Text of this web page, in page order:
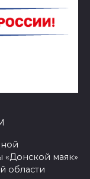
«Донской маяк»
области